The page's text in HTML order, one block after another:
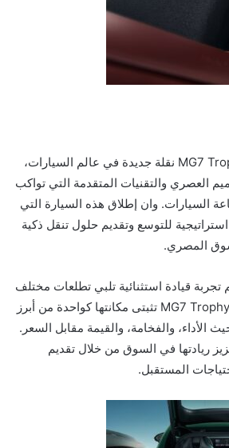
ويمثل إطلاق سيارة MG7 Trophy نقلة جديدة في عالم السيارات،
العصري والتقنيات المتقدمة التي تواكب
السيارات. وان إطلاق هذه السيارة التي
للتوسع وتقديم حلول تنقل ذكية
المصري.
قيادة استثنائية تلبي تطلعات مختلف
شرائح العملاء، حيث أن MG7 Trophy تثبتى مكانتها كواحدة من أبرز
الأداء، والفخامة، والقيمة مقابل السعر.
ريادتها في السوق من خلال تقديم
المستقبل.